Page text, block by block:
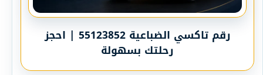
رقم تاكسي الضباعية 55123852 | احجز
رحلتك بسهولة